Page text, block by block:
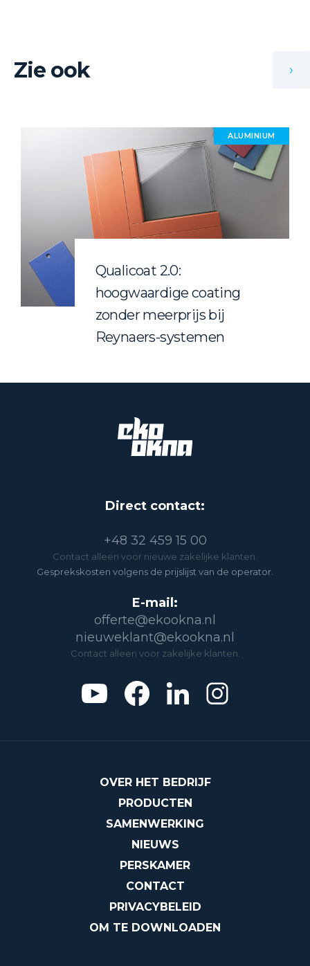
Zie ook
Qualicoat 2.0:
hoogwaardige coating
zonder meerprijs bij
Reynaers-systemen
ALUMINIUM
›
Direct contact:
+48 32 459 15 00
Contact alleen voor nieuwe zakelijke klanten.
Gesprekskosten volgens de prijslijst van de operator.
E-mail:
offerte@ekookna.nl
nieuweklant@ekookna.nl
Contact alleen voor zakelijke klanten.
OVER HET BEDRIJF
PRODUCTEN
SAMENWERKING
NIEUWS
PERSKAMER
CONTACT
PRIVACYBELEID
OM TE DOWNLOADEN